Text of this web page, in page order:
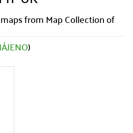
from Map Collection of
)